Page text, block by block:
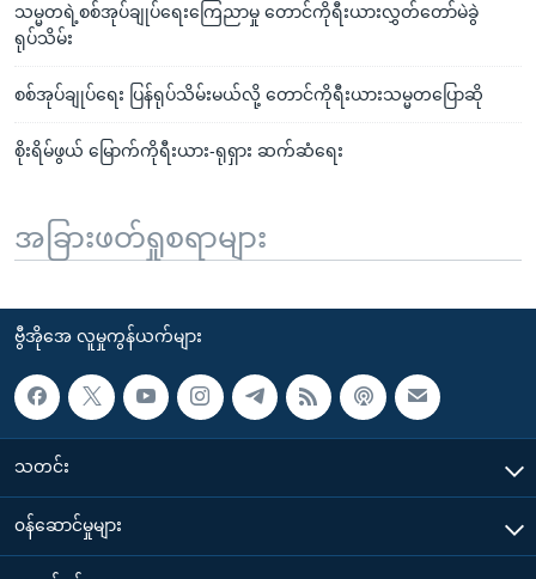
သမ္မတရဲ့စစ်အုပ်ချုပ်ရေးကြေညာမှု တောင်ကိုရီးယားလွှတ်တော်မဲခွဲ
ရုပ်သိမ်း
စစ်အုပ်ချုပ်ရေး ပြန်ရုပ်သိမ်းမယ်လို့ တောင်ကိုရီးယားသမ္မတပြောဆို
စိုးရိမ်ဖွယ် မြောက်ကိုရီးယား-ရုရှား ဆက်ဆံရေး
အခြားဖတ်ရှုစရာများ
ဗွီအိုအေ လူမှုကွန်ယက်များ
သတင်း
၀န်ဆောင်မှုများ